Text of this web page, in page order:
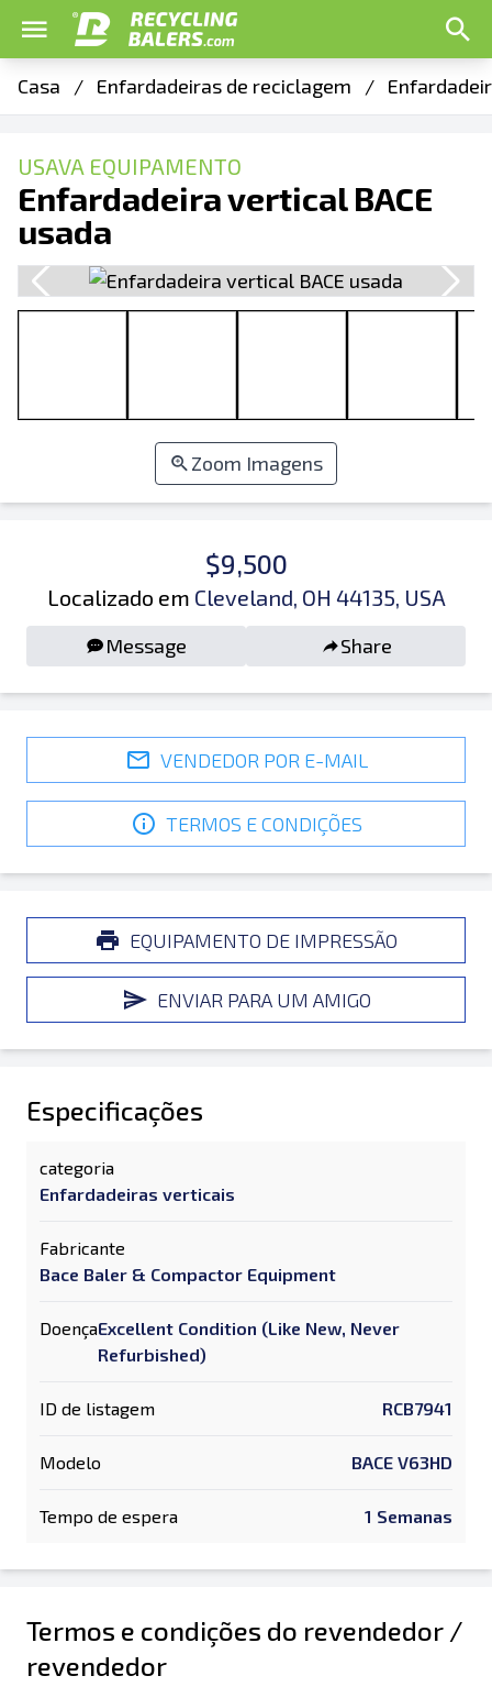
Casa / Enfardadeiras de reciclagem /
USAVA EQUIPAMENTO
Enfardadeira vertical BACE
usada
Zoom Imagens
$9,500
Localizado em Cleveland, OH 44135, USA
Message Share
VENDEDOR POR E-MAIL
TERMOS E CONDIÇÕES
EQUIPAMENTO DE IMPRESSÃO
ENVIAR PARA UM AMIGO
Especificações
categoria
Enfardadeiras verticais
Fabricante
Bace Baler & Compactor Equipment
DoençaExcellent Condition (Like New, Never
Refurbished)
ID de listagem RCB7941
Modelo BACE V63HD
Tempo de espera 1 Semanas
Termos e condições do revendedor /
revendedor